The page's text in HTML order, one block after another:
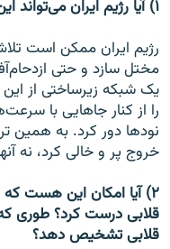
۱) آیا رژیم ایران می‌تواند این شبکه را فیلتر کند یا مختل سازد؟
رژیم ایران ممکن است
مختل سازد و حتی
یک شبکه زیرساختی از
را از کنار جاهایی با
نودها دور کرد. به همین
خروج پر و خالی کرد،‌ نه
۲) آیا امکان این هست
قلابی درست کرد؟ طوری که
قلابی تشخیص دهد؟